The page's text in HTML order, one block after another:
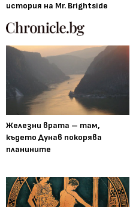
история на Mr. Brightside
Железни врата – там,
където Дунав покорява
планините